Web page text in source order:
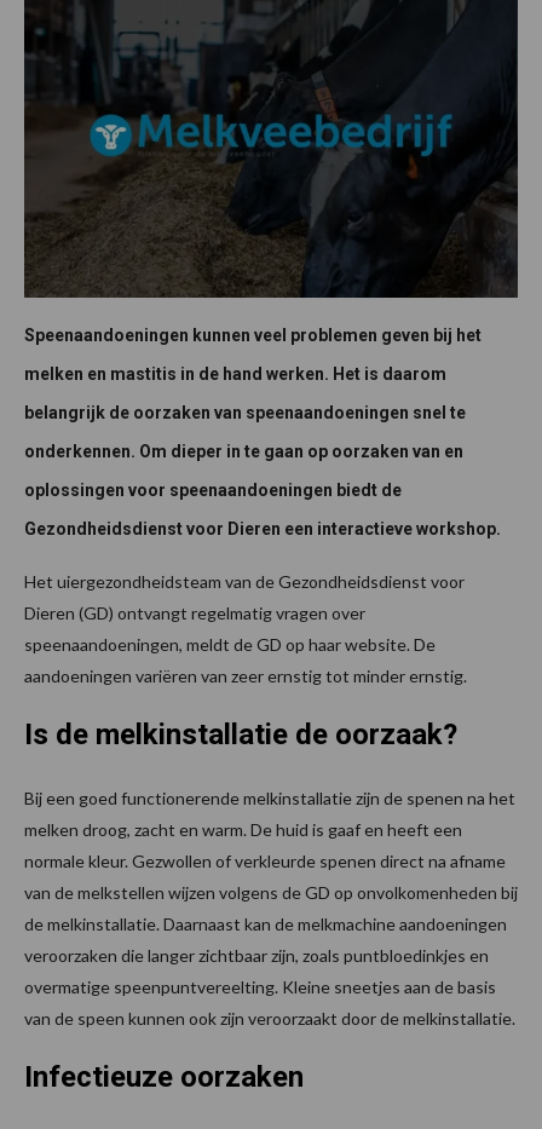
Speenaandoeningen kunnen veel problemen geven bij het
melken en mastitis in de hand werken. Het is daarom
belangrijk de oorzaken van speenaandoeningen snel te
onderkennen. Om dieper in te gaan op oorzaken van en
oplossingen voor speenaandoeningen biedt de
Gezondheidsdienst voor Dieren een interactieve workshop.
Het uiergezondheidsteam van de Gezondheidsdienst voor
Dieren (GD) ontvangt regelmatig vragen over
speenaandoeningen, meldt de GD op haar website. De
aandoeningen variëren van zeer ernstig tot minder ernstig.
Is de melkinstallatie de oorzaak?
Bij een goed functionerende melkinstallatie zijn de spenen na het
melken droog, zacht en warm. De huid is gaaf en heeft een
normale kleur. Gezwollen of verkleurde spenen direct na afname
van de melkstellen wijzen volgens de GD op onvolkomenheden bij
de melkinstallatie. Daarnaast kan de melkmachine aandoeningen
veroorzaken die langer zichtbaar zijn, zoals puntbloedinkjes en
overmatige speenpuntvereelting. Kleine sneetjes aan de basis
van de speen kunnen ook zijn veroorzaakt door de melkinstallatie.
Infectieuze oorzaken